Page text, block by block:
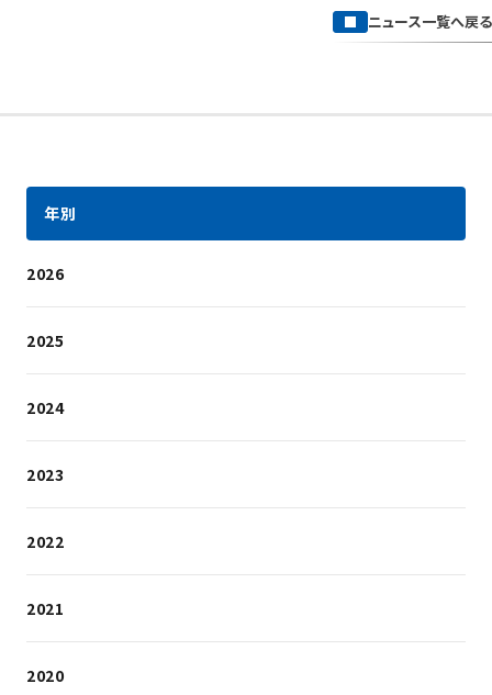
ニュース一覧へ戻る
年別
2026
2025
2024
2023
2022
2021
2020